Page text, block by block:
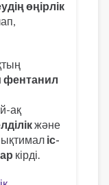
өңірлік
фентанил
ақ
және
ықтимал іс-
кірді.